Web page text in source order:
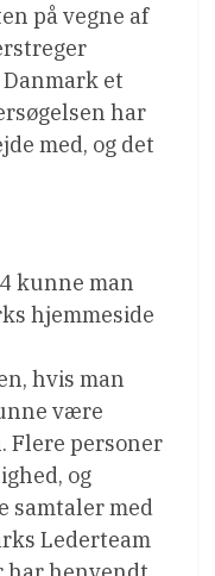
på vegne af
et
har
med, og det
kunne man
hjemmeside
hvis man
være
Flere personer
og
samtaler med
Lederteam